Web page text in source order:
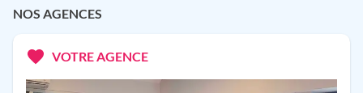
NOS AGENCES
VOTRE AGENCE